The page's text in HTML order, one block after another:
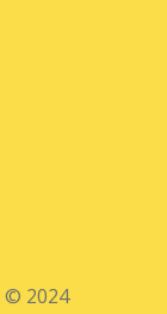
© 2024